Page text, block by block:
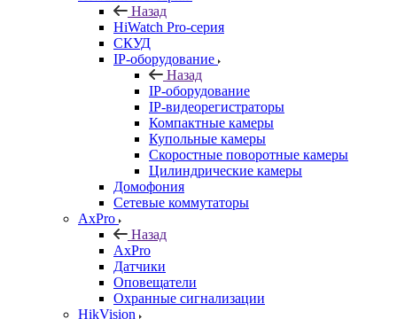
Назад
HiWatch Pro-серия
CКУД
IP-оборудование
Назад
IP-оборудование
IP-видеорегистраторы
Компактные камеры
Купольные камеры
Скоростные поворотные камеры
Цилиндрические камеры
Домофония
Сетевые коммутаторы
AxPro
Назад
AxPro
Датчики
Оповещатели
Охранные сигнализации
HikVision